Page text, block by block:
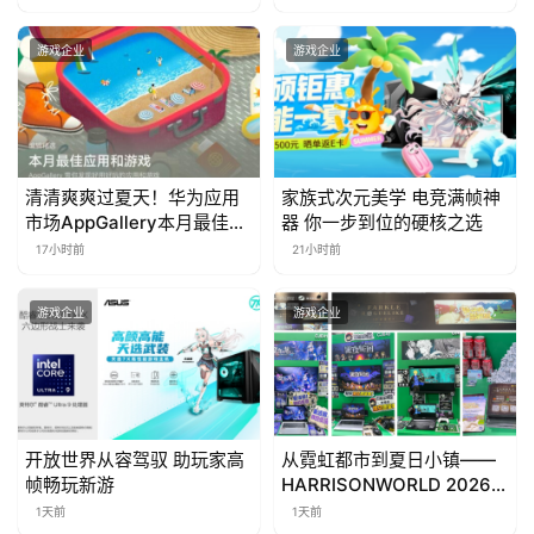
茶
对
接
会
上
海
站
中
文
(
中
国
游戏企业
清清爽爽过夏天！华为应用
市场AppGallery本月最佳上
新，款款提升幸福感
17小时前
游戏企业
家族式次元美学 电竞满帧神
器 你一步到位的硬核之选
21小时前
游戏企业
开放世界从容驾驭 助玩家高
帧畅玩新游
1天前
游戏企业
从霓虹都市到夏日小镇——
HARRISONWORLD 2026
ChinaJoy参展回顾
1天前